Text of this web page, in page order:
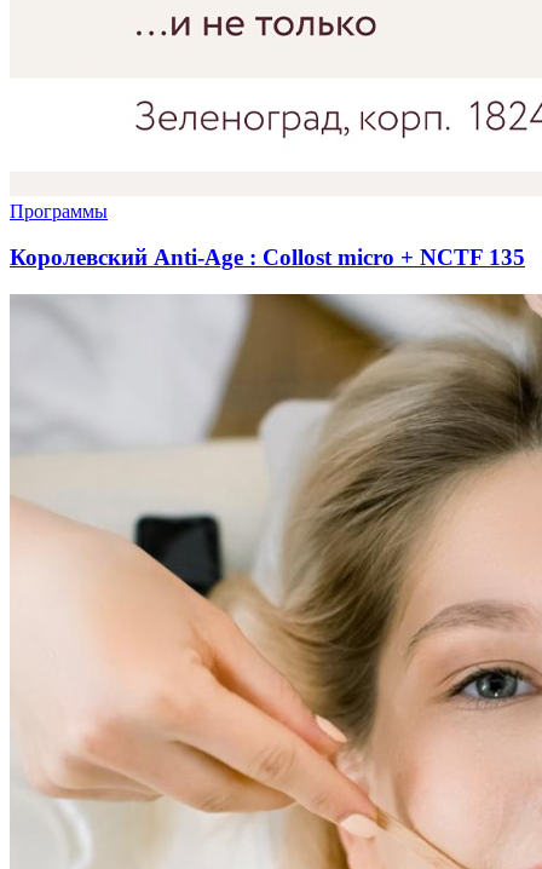
Программы
Королевский Anti-Age : Collost micro + NCTF 135